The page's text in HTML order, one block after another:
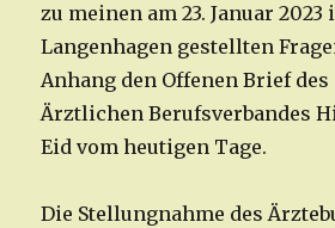
zu meinen am 23. Januar 2023
Langenhagen gestellten
Anhang den Offenen Brief des
Ärztlichen Berufsverbandes
Eid vom heutigen Tage.
Die Stellungnahme des